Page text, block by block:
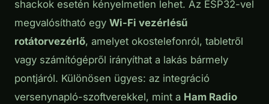
shackok esetén kényelmetlen lehet. Az ESP32-vel
megvalósítható egy Wi-Fi vezérlésű
rotátorvezérlő, amelyet okostelefonról, tabletről
vagy számítógépről irányíthat a lakás bármely
pontjáról. Különösen ügyes: az integráció
versenynapló-szoftverekkel, mint a Ham Radio